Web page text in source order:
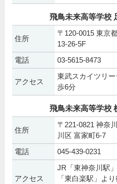
飛鳥未来高等学校
住所
〒120-0015 東京
13-26-5F
電話 03-5615-8473
アクセス
東武スカイツリ
歩6分
飛鳥未来高等学校
住所
〒221-0821 神奈
川区 富家町6-7
電話 045-439-0231
アクセス
JR「東神奈川駅
「東白楽駅」よ